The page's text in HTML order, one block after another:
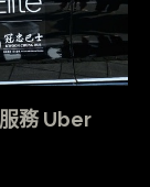
務 Uber